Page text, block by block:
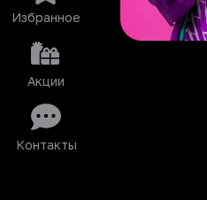
Избранное
Акции
Контакты